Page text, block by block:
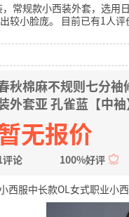
常规款小西装外套，选
较小脸庞。
目前已有1人评
秋棉麻不规则七分
外套亚 孔雀蓝【中
无报价
评论 100%好评
西服中长款OL女式职业小